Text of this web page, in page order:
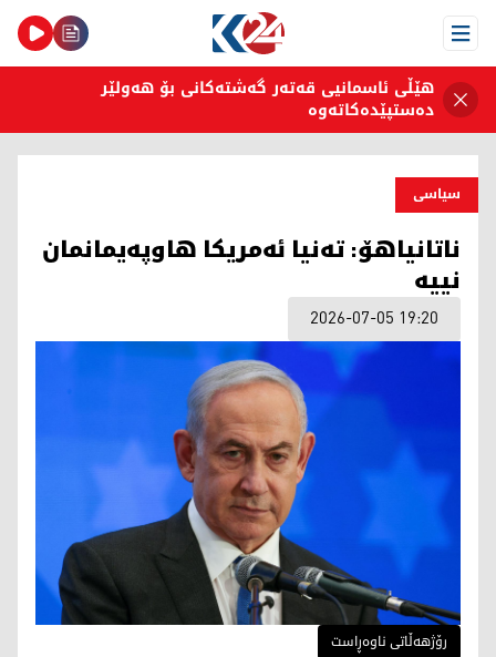
Open Menu
هێڵی ئاسمانیی قەتەر گەشتەکانی بۆ هەولێر
دەستپێدەکاتەوە
سیاسی
ناتانیاهۆ: تەنیا ئەمریکا هاوپەیمانمان
نییە
2026-07-05 19:20
رۆژهەڵاتی ناوەڕاست